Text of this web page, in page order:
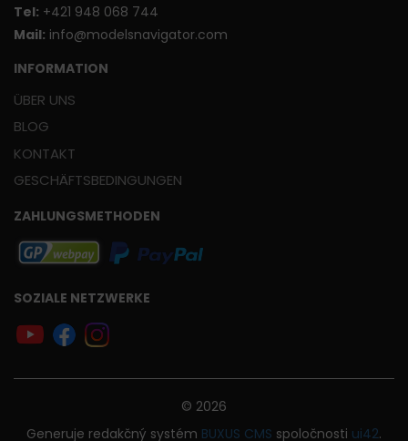
Tel: +421 948 068 744
Mail: info@modelsnavigator.com
INFORMATION
ÜBER UNS
BLOG
KONTAKT
GESCHÄFTSBEDINGUNGEN
ZAHLUNGSMETHODEN
SOZIALE NETZWERKE
© 2026
Generuje redakčný systém BUXUS CMS spoločnosti ui42.